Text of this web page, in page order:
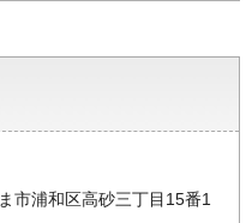
市浦和区高砂三丁目15番1